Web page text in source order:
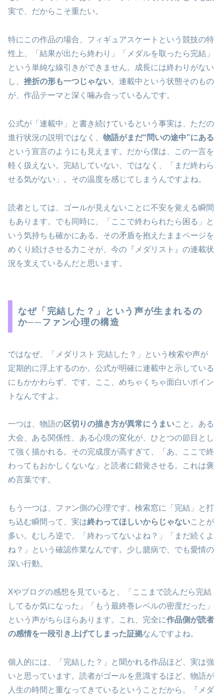
実で、だからこそ重たい。
特にこの作品の場合、フィギュアスケートという競技の特
性上、「結果が出たら終わり」「メダルを取ったら完結」
という単純な線引きができません。成長には終わりがない
し、 挫折の形も一つじゃない。連載中という状態そのもの
が、作品テーマと深く噛み合っているんです。
公式が「連載中」と書き続けているという事実は、ただの
進行状況の説明ではなく、 物語がまだ“問いの途中”にある
という宣言のようにも見えます。だから僕は、この一言を
軽く扱えない。完結していない、ではなく、「まだ終わら
せる気がない」。その温度を感じてしまうんですよね。
読者としては、ゴールが見えないことに不安を覚える瞬間
もあります。でも同時に、「ここで終わられたら困る」と
いう気持ちも確かにある。その矛盾を抱えたままページを
めくり続けさせる力こそが、今の『メダリスト』の連載状
況を支えているんだと思います。
なぜ「完結した？」という声が生まれるの
か──ファン心理の構造
ではなぜ、「メダリスト 完結した？」という検索や声が
定期的に浮上するのか。公式が明確に連載中と示している
にもかかわらず、です。ここ、めちゃくちゃ面白いポイン
トなんですよ。
一つは、物語の区切りの描き方が異常にうまいこと。ある
大会、ある関係性、ある心境の変化が、ひとつの節目とし
て強く描かれる。その完成度が高すぎて、「あ、ここで終
わってもおかしくないな」と読者に錯覚させる。これは褒
め言葉です。
もう一つは、ファン側の心理です。検索窓に「完結」と打
ち込む瞬間って、実は終わってほしいからじゃないことが
多い。むしろ逆で、「終わってないよね？」「まだ続くよ
ね？」という確認作業なんです。少し臆病で、でも愛情の
深い行動。
Xやブログの感想を見ていると、「ここまで読んだら完結
してるか気になった」「もう最終巻レベルの密度だった」
という声がちらほらあります。これ、完全に作品側が読者
の感情を一段引き上げてしまった証拠なんですよね。
個人的には、「完結した？」と聞かれる作品ほど、実は強
いと思っています。読者がゴールを意識するほど、物語が
人生の時間と重なってきているということだから。『メダ